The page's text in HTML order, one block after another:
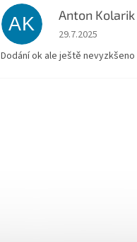
AK Anton Kolarik
Hodnocení
29.7.2025
Dodání ok ale ještě nevyzkšeno